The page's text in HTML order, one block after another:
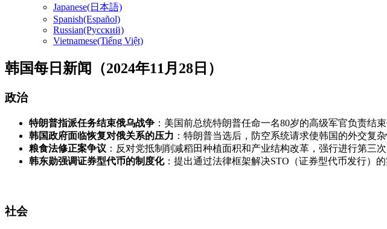
Japanese(日本語)
Spanish(Español)
Russian(Русский)
Vietnamese(Tiếng Việt)
韩国每日新闻（2024年11月28日）
政治
特朗普指派任务结束俄乌战争 ：美国前总统特朗普任命一名80岁的高级军官负责结束
韩国政府面临恢复对俄关系的压力 ：特朗普当选后，防空系统请求使韩国的外交复杂
粮食法修正案争议 ：反对党抵制削减稻田种植面积和产业结构改革，强行进行第三次
韩东勋强调证券型代币的制度化：提出通过法律框架解决STO（证券型代币发行）的
社会